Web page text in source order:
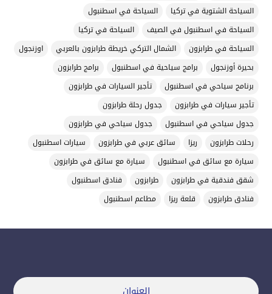
السياحة الشتوية في تركيا
السياحة في اسطنبول
السياحة في اسطنبول في الصيف
السياحة في تركيا
السياحة في طرابزون
الشمال التركي خريطة طرابزون بالعربي
اوزنجول
بحيرة أوزنجول
برامج سياحية في اسطنبول
برامج طرابزون
برنامج سياحي في اسطنبول
تأجير السيارات في طرابزون
تأجير سيارات في طرابزون
جدول رحلة طرابزون
جدول سياحي في اسطنبول
جدول سياحي في طرابزون
رحلات طرابزون
ريزا سائق عربي في طرابزون
سيارات اسطنبول
سيارة مع سائق في اسطنبول
سيارة مع سائق في طرابزون
شقق فندقية في طرابزون
طرابزون
فنادق اسطنبول
فنادق طرابزون
قلعة ريزا مطاعم اسطنبول